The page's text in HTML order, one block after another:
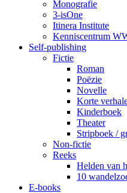
Monografie
3-isOne
Itinera Institute
Kenniscentrum
Self-publishing
Fictie
Roman
Poëzie
Novelle
Korte
Kinderboek
Theater
Stripboek /
Non-fictie
Reeks
Helden van
10
E-books